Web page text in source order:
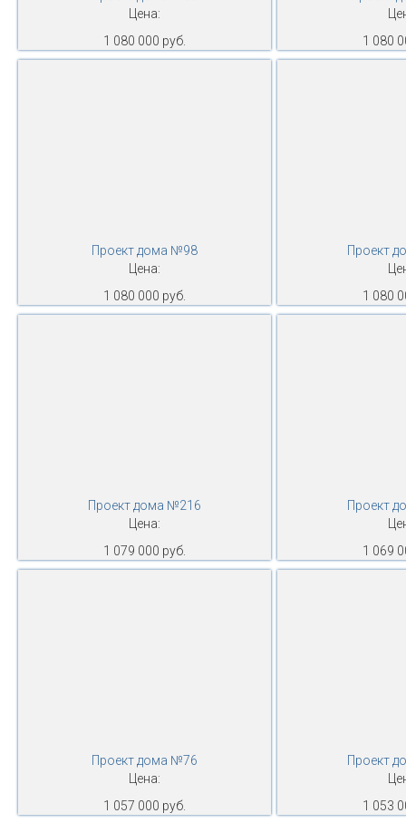
Цена:
1 080 000 руб.
1 080
Проект дома №98
Цена:
1 080 000 руб.
Проект
1 080
Проект дома №216
Цена:
1 079 000 руб.
Проект
1 069
Проект дома №76
Цена:
1 057 000 руб.
Проект
1 053